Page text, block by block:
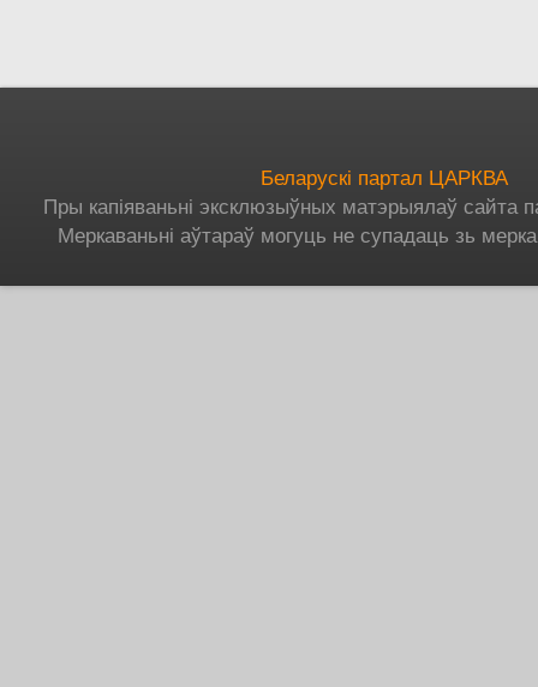
Беларускі партал ЦАРКВА
Пры капіяваньні эксклюзыўных матэрыялаў сайта
Меркаваньні аўтараў могуць не супадаць зь